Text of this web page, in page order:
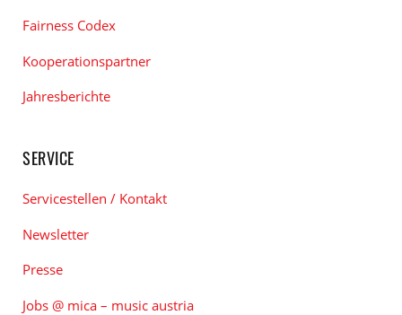
Fairness Codex
Kooperationspartner
Jahresberichte
SERVICE
Servicestellen / Kontakt
Newsletter
Presse
Jobs @ mica – music austria